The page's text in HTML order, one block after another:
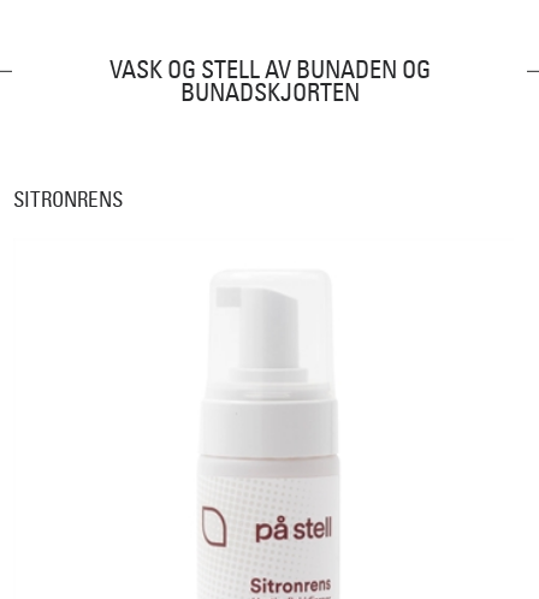
VASK OG STELL AV BUNADEN OG
BUNADSKJORTEN
SITRONRENS